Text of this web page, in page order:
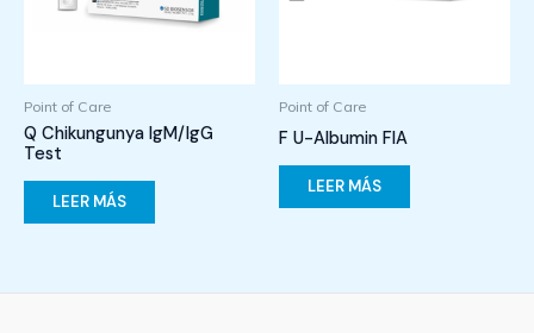
Point of Care
Q Chikungunya IgM/IgG
Test
LEER MÁS
Point of Care
F U-Albumin FIA
LEER MÁS